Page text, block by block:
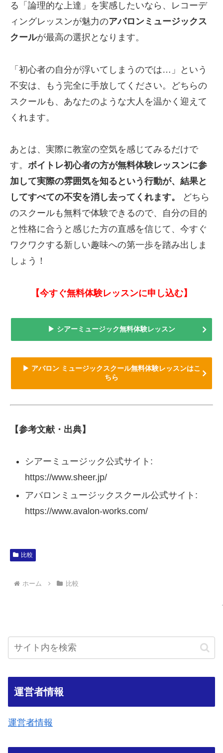
る「論理的な上達」を実感したいなら、レコーデ
ィングレッスンが魅力のアバロンミュージックス
クールが最高の選択となります。
「初心者の自分が浮いてしまうのでは…」という
不安は、もう完全に手放してください。どちらの
スクールも、あなたのような大人を温かく迎えて
くれます。
あとは、実際に教室の空気を感じてみるだけで
す。 ボイトレ初心者の方が無料体験レッスンに参
加して実際の雰囲気を知るという行動が、結果と
してすべての不安を消し去ってくれます。
どちら
のスクールも無料で体験できるので、自分の目的
と性格に合うと感じた方の直感を信じて、今すぐ
ワクワクする新しい趣味への第一歩を踏み出しま
しょう！
【今すぐ無料体験レッスンに申し込む】
▶ シアーミュージック無料体験レッスン
▶ アバロン ミュージックスクール無料体験レッスンはこ
ちら
【参考文献・出典】
シアーミュージック公式サイト:
https://www.sheer.jp/
アバロンミュージックスクール公式サイト:
https://www.avalon-works.com/
比較
ホーム 比較
運営者情報
運営者情報